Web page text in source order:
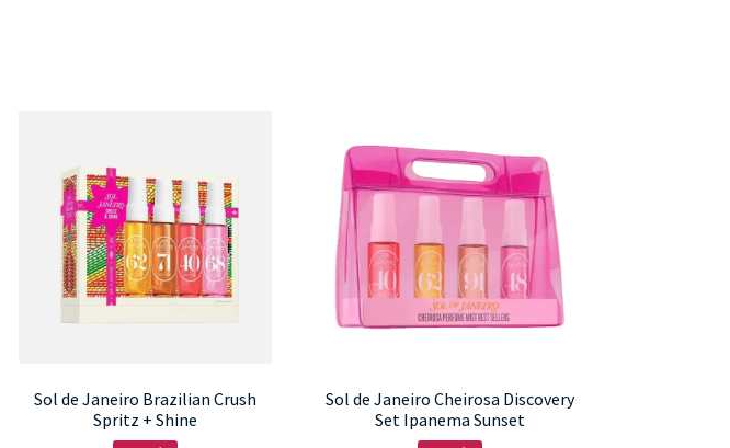
Sol de Janeiro Brazilian Crush
Spritz + Shine
Sol de Janeiro Cheirosa Discovery
Set Ipanema Sunset